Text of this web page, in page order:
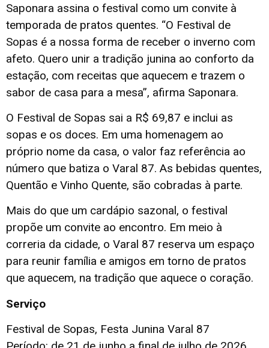
Saponara assina o festival como um convite à
temporada de pratos quentes. “O Festival de
Sopas é a nossa forma de receber o inverno com
afeto. Quero unir a tradição junina ao conforto da
estação, com receitas que aquecem e trazem o
sabor de casa para a mesa”, afirma Saponara.
O Festival de Sopas sai a R$ 69,87 e inclui as
sopas e os doces. Em uma homenagem ao
próprio nome da casa, o valor faz referência ao
número que batiza o Varal 87. As bebidas quentes,
Quentão e Vinho Quente, são cobradas à parte.
Mais do que um cardápio sazonal, o festival
propõe um convite ao encontro. Em meio à
correria da cidade, o Varal 87 reserva um espaço
para reunir família e amigos em torno de pratos
que aquecem, na tradição que aquece o coração.
Serviço
Festival de Sopas, Festa Junina Varal 87